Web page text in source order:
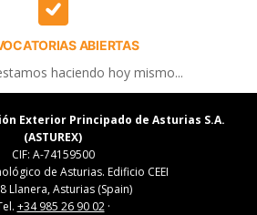
ABIERTAS
haciendo hoy mismo...
Exterior Principado de Asturias S.A.
(ASTUREX)
CIF: A-74159500
de Asturias. Edificio CEEI
Llanera, Asturias (Spain)
+34 985 26 90 02·